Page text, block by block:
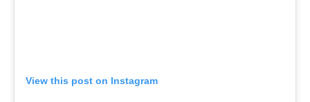
View this post on Instagram